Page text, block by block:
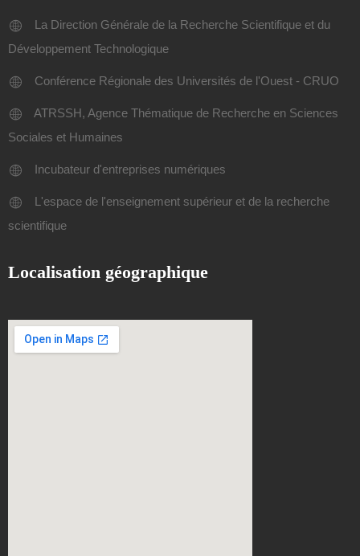
La Direction Générale de la Recherche Scientifique et du
Développement Technologique
Conférence Régionale des Universités de l'Ouest - CRUO
ATRSSH, Agence Thématique de Recherche en Sciences
Sociales et Humaines
Incubateur d'entreprises numériques
L'espace de l'enseignement supérieur et de la recherche
scientifique
Localisation géographique